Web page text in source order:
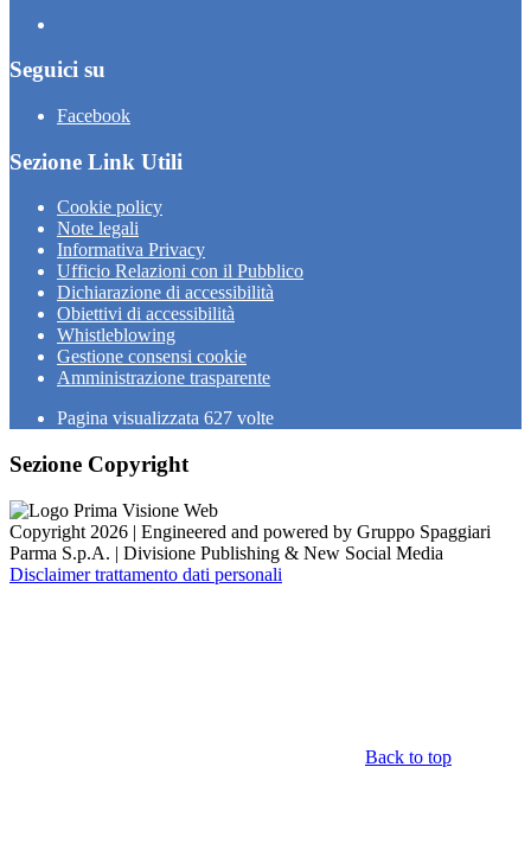
Seguici su
Facebook
Sezione Link Utili
Cookie policy
Note legali
Informativa Privacy
Ufficio Relazioni con il Pubblico
Dichiarazione di accessibilità
Obiettivi di accessibilità
Whistleblowing
Gestione consensi cookie
Amministrazione trasparente
Pagina visualizzata 627 volte
Sezione Copyright
Copyright 2026 | Engineered and powered by Gruppo Spaggiari
Parma S.p.A. | Divisione Publishing & New Social Media
Disclaimer trattamento dati personali
Back to top